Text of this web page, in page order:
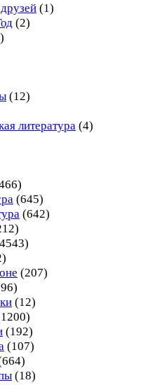
(1)
(2)
(12)
литература (4)
(645)
(642)
(207)
(12)
(192)
(107)
(18)